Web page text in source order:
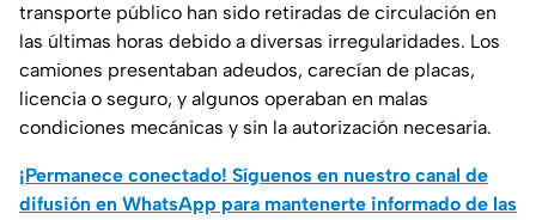
transporte público han sido retiradas de circulación en
las últimas horas debido a diversas irregularidades. Los
camiones presentaban adeudos, carecían de placas,
licencia o seguro, y algunos operaban en malas
condiciones mecánicas y sin la autorización necesaria.
¡Permanece conectado! Síguenos en nuestro canal de
difusión en WhatsApp para mantenerte informado de las